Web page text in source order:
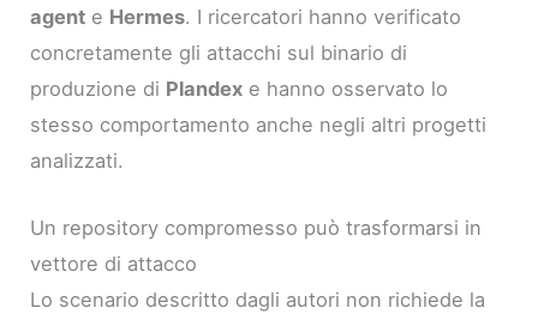
agent e Hermes. I ricercatori hanno verificato
concretamente gli attacchi sul binario di
produzione di Plandex e hanno osservato lo
stesso comportamento anche negli altri progetti
analizzati.
Un repository compromesso può trasformarsi in
vettore di attacco
Lo scenario descritto dagli autori non richiede la